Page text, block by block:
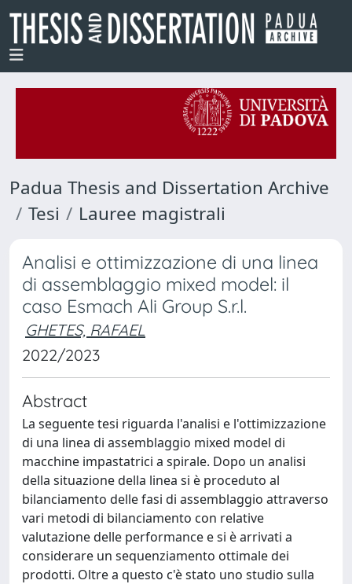
Padua Thesis and Dissertation Archive
Tesi
Lauree magistrali
Analisi e ottimizzazione di una linea
di assemblaggio mixed model: il
caso Esmach Ali Group S.r.l.
GHETES, RAFAEL
2022/2023
Abstract
La seguente tesi riguarda l'analisi e l'ottimizzazione
di una linea di assemblaggio mixed model di
macchine impastatrici a spirale. Dopo un analisi
della situazione della linea si è proceduto al
bilanciamento delle fasi di assemblaggio attraverso
vari metodi di bilanciamento con relative
valutazione delle performance e si è arrivati a
considerare un sequenziamento ottimale dei
prodotti. Oltre a questo c'è stato uno studio sulla